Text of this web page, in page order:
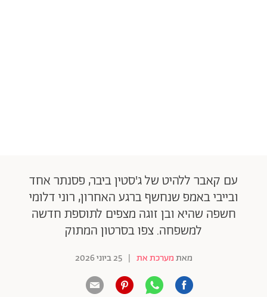
עם קאבר ללהיט של ג'סטין ביבר, פסנתר אחד
ובייבי באמפ שנחשף ברגע האחרון, רוני דלומי
חשפה שהיא ובן זוגה מצפים לתוספת חדשה
למשפחה. צפו בסרטון המתוק
מאתמערכת את | 25 ביוני 2026